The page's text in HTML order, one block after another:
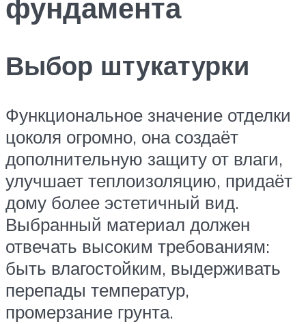
фундамента
Выбор штукатурки
Функциональное значение отделки
цоколя огромно, она создаёт
дополнительную защиту от влаги,
улучшает теплоизоляцию, придаёт
дому более эстетичный вид.
Выбранный материал должен
отвечать высоким требованиям:
быть влагостойким, выдерживать
перепады температур,
промерзание грунта.